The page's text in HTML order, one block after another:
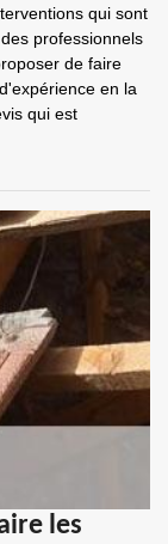
qui sont
professionnels
de faire
en la
qui est
les